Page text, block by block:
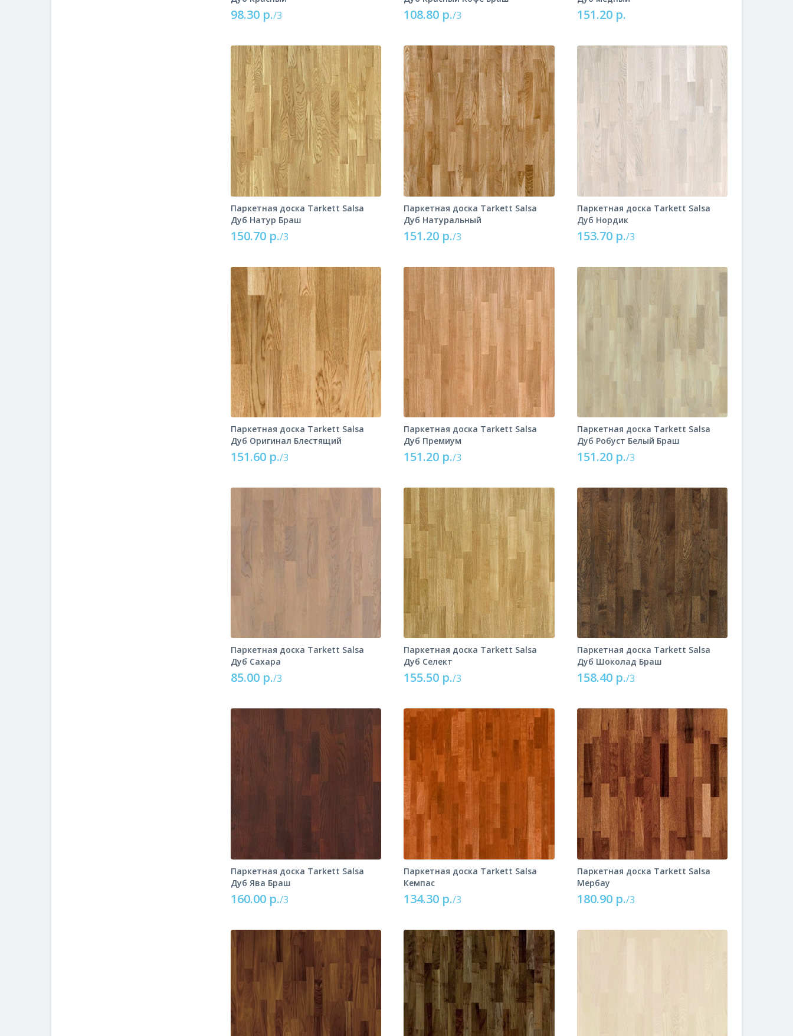
98.30 р./3 108.80 р./3 151.20 р.
Паркетная доска Tarkett Salsa
Дуб Натур Браш
150.70 р./3
Паркетная доска Tarkett Salsa
Дуб Натуральный
151.20 р./3
Паркетная доска Tarkett Salsa
Дуб Нордик
153.70 р./3
Паркетная доска Tarkett Salsa
Дуб Оригинал Блестящий
151.60 р./3
Паркетная доска Tarkett Salsa
Дуб Премиум
151.20 р./3
Паркетная доска Tarkett Salsa
Дуб Робуст Белый Браш
151.20 р./3
Паркетная доска Tarkett Salsa
Дуб Сахара
85.00 р./3
Паркетная доска Tarkett Salsa
Дуб Селект
155.50 р./3
Паркетная доска Tarkett Salsa
Дуб Шоколад Браш
158.40 р./3
Паркетная доска Tarkett Salsa
Дуб Ява Браш
160.00 р./3
Паркетная доска Tarkett Salsa
Кемпас
134.30 р./3
Паркетная доска Tarkett Salsa
Мербау
180.90 р./3